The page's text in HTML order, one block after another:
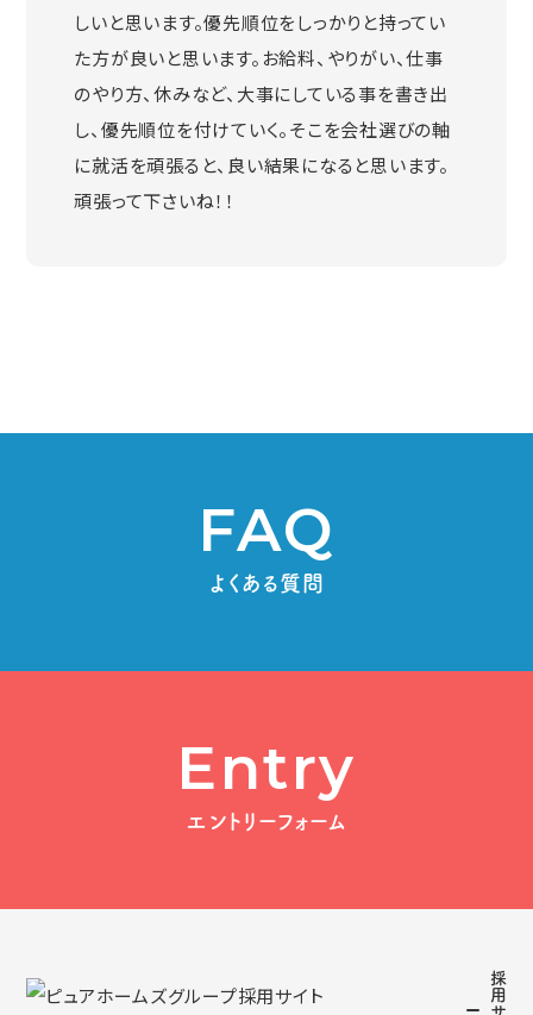
しいと思います。優先順位をしっかりと持ってい
た方が良いと思います。お給料、やりがい、仕事
のやり方、休みなど、大事にしている事を書き出
し、優先順位を付けていく。そこを会社選びの軸
に就活を頑張ると、良い結果になると思います。
頑張って下さいね！！
FAQ
よくある質問
Entry
エントリーフォーム
採
用
サ